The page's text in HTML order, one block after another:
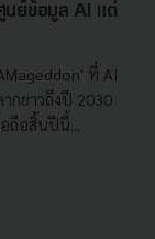
นย์ข้อมูล AI แต่
ที่ AI
กยาวถึงปี 2030
ถือสิ้นปีนี้...